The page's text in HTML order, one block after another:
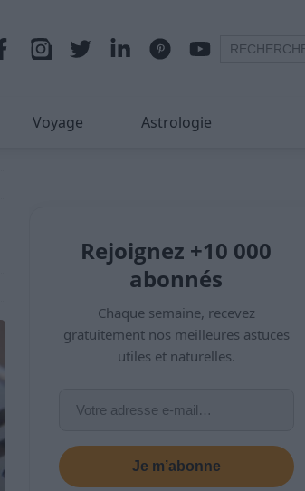
Voyage Astrologie
Rejoignez +10 000
abonnés
Chaque semaine, recevez
gratuitement nos meilleures astuces
utiles et naturelles.
Je m’abonne